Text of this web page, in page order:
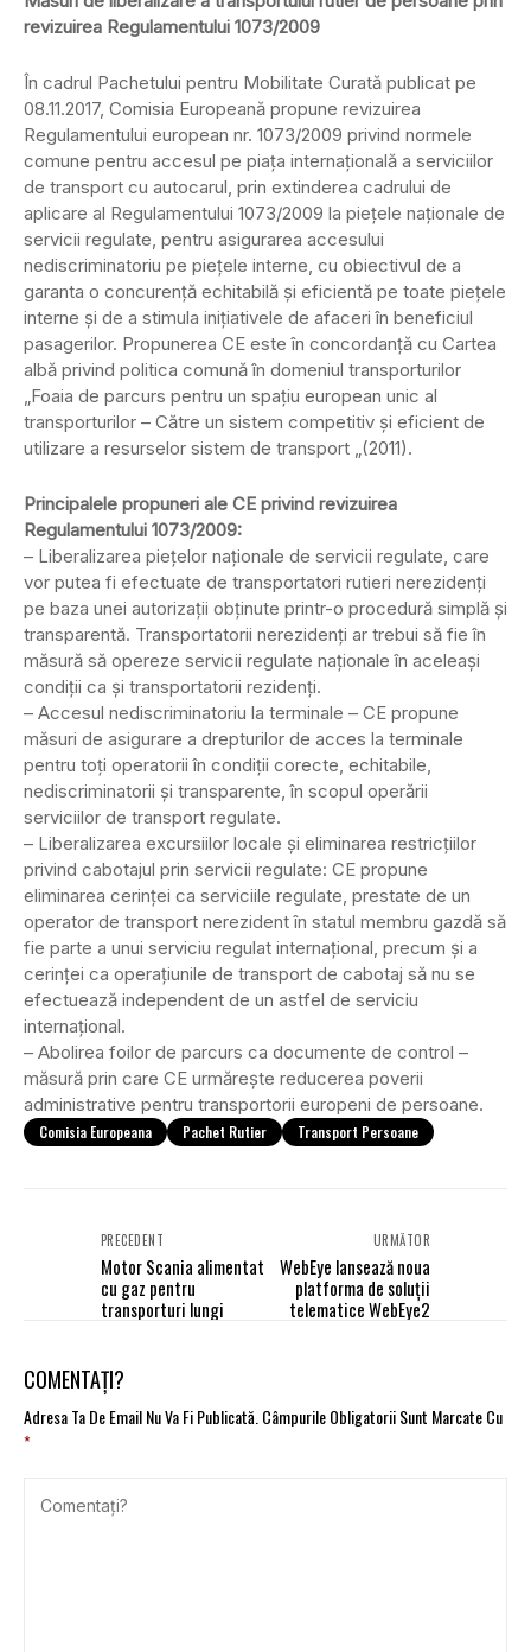
revizuirea Regulamentului 1073/2009
În cadrul Pachetului pentru Mobilitate Curată publicat pe
08.11.2017, Comisia Europeană propune revizuirea
Regulamentului european nr. 1073/2009 privind normele
comune pentru accesul pe piața internațională a serviciilor
de transport cu autocarul, prin extinderea cadrului de
aplicare al Regulamentului 1073/2009 la piețele naționale de
servicii regulate, pentru asigurarea accesului
nediscriminatoriu pe piețele interne, cu obiectivul de a
garanta o concurență echitabilă și eficientă pe toate piețele
interne și de a stimula inițiativele de afaceri în beneficiul
pasagerilor. Propunerea CE este în concordanță cu Cartea
albă privind politica comună în domeniul transporturilor
„Foaia de parcurs pentru un spațiu european unic al
transporturilor – Către un sistem competitiv și eficient de
utilizare a resurselor sistem de transport „(2011).
Principalele propuneri ale CE privind revizuirea
Regulamentului 1073/2009:
– Liberalizarea piețelor naționale de servicii regulate, care
vor putea fi efectuate de transportatori rutieri nerezidenți
pe baza unei autorizații obținute printr-o procedură simplă și
transparentă. Transportatorii nerezidenți ar trebui să fie în
măsură să opereze servicii regulate naționale în aceleași
condiții ca și transportatorii rezidenți.
– Accesul nediscriminatoriu la terminale – CE propune
măsuri de asigurare a drepturilor de acces la terminale
pentru toți operatorii în condiții corecte, echitabile,
nediscriminatorii și transparente, în scopul operării
serviciilor de transport regulate.
– Liberalizarea excursiilor locale și eliminarea restricțiilor
privind cabotajul prin servicii regulate: CE propune
eliminarea cerinței ca serviciile regulate, prestate de un
operator de transport nerezident în statul membru gazdă să
fie parte a unui serviciu regulat internaţional, precum și a
cerinței ca operaţiunile de transport de cabotaj să nu se
efectuează independent de un astfel de serviciu
internaţional.
– Abolirea foilor de parcurs ca documente de control –
măsură prin care CE urmărește reducerea poverii
administrative pentru transportorii europeni de persoane.
Comisia Europeana Pachet Rutier Transport Persoane
PRECEDENT
Motor Scania alimentat
cu gaz pentru
transporturi lungi
URMĂTOR
WebEye lansează noua
platforma de soluții
telematice WebEye2
COMENTAȚI?
Adresa Ta De Email Nu Va Fi Publicată. Câmpurile Obligatorii Sunt Marcate Cu
*